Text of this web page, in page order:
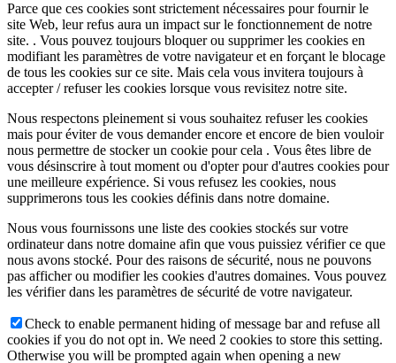
Parce que ces cookies sont strictement nécessaires pour fournir le
site Web, leur refus aura un impact sur le fonctionnement de notre
site. . Vous pouvez toujours bloquer ou supprimer les cookies en
modifiant les paramètres de votre navigateur et en forçant le blocage
de tous les cookies sur ce site. Mais cela vous invitera toujours à
accepter / refuser les cookies lorsque vous revisitez notre site.
Nous respectons pleinement si vous souhaitez refuser les cookies
mais pour éviter de vous demander encore et encore de bien vouloir
nous permettre de stocker un cookie pour cela . Vous êtes libre de
vous désinscrire à tout moment ou d'opter pour d'autres cookies pour
une meilleure expérience. Si vous refusez les cookies, nous
supprimerons tous les cookies définis dans notre domaine.
Nous vous fournissons une liste des cookies stockés sur votre
ordinateur dans notre domaine afin que vous puissiez vérifier ce que
nous avons stocké. Pour des raisons de sécurité, nous ne pouvons
pas afficher ou modifier les cookies d'autres domaines. Vous pouvez
les vérifier dans les paramètres de sécurité de votre navigateur.
Check to enable permanent hiding of message bar and refuse all
cookies if you do not opt in. We need 2 cookies to store this setting.
Otherwise you will be prompted again when opening a new